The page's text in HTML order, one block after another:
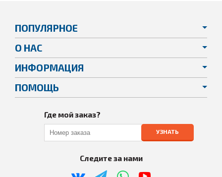
ПОПУЛЯРНОЕ
О НАС
ИНФОРМАЦИЯ
ПОМОЩЬ
Где мой заказ?
УЗНАТЬ
Следите за нами